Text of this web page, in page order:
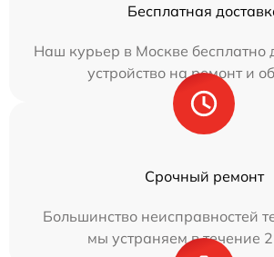
Бесплатная
Наш курьер в Москве бесплатно
устройство на ремонт и
Срочный ремонт
Большинство неисправностей
мы устраняем в течение